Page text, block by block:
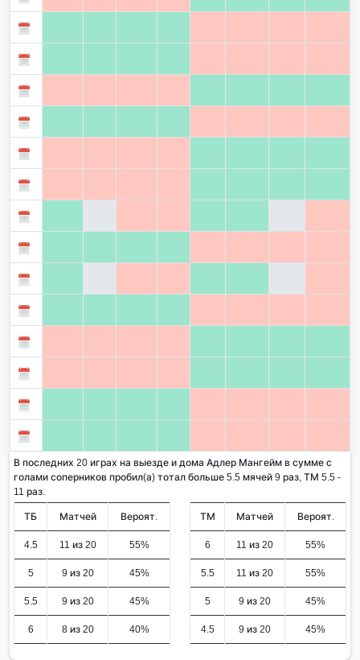
В последних 20 играх на выезде и дома Адлер Мангейм в сумме с
голами соперников пробил(а) тотал больше 5.5 мячей 9 раз, ТМ 5.5 -
11 раз.
ТБ Матчей Вероят.
4.5 11 из 20 55%
5 9 из 20 45%
5.5 9 из 20 45%
6 8 из 20 40%
ТМ Матчей Вероят.
6 11 из 20 55%
5.5 11 из 20 55%
5 9 из 20 45%
4.5 9 из 20 45%